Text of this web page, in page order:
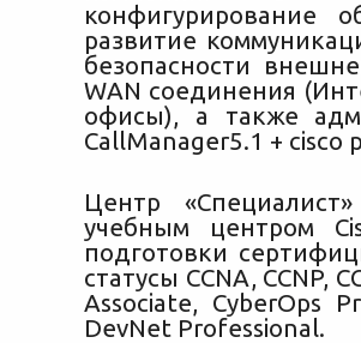
конфигурирование
развитие
безопасности
WAN соединения
офисы), а также
CallManager5.1 + cisco
Центр
учебным центром
подготовки
статусы CCNA, CCNP,
Associate, CyberOps
DevNet Professional.